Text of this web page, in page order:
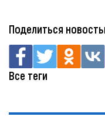
Поделиться
Все теги